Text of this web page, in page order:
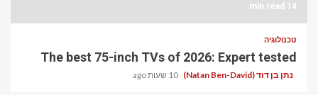
14 min read
טכנולוגיה
The best 75-inch TVs of 2026: Expert tested
נתן בן דוד (Natan Ben-David) 10 שעות ago